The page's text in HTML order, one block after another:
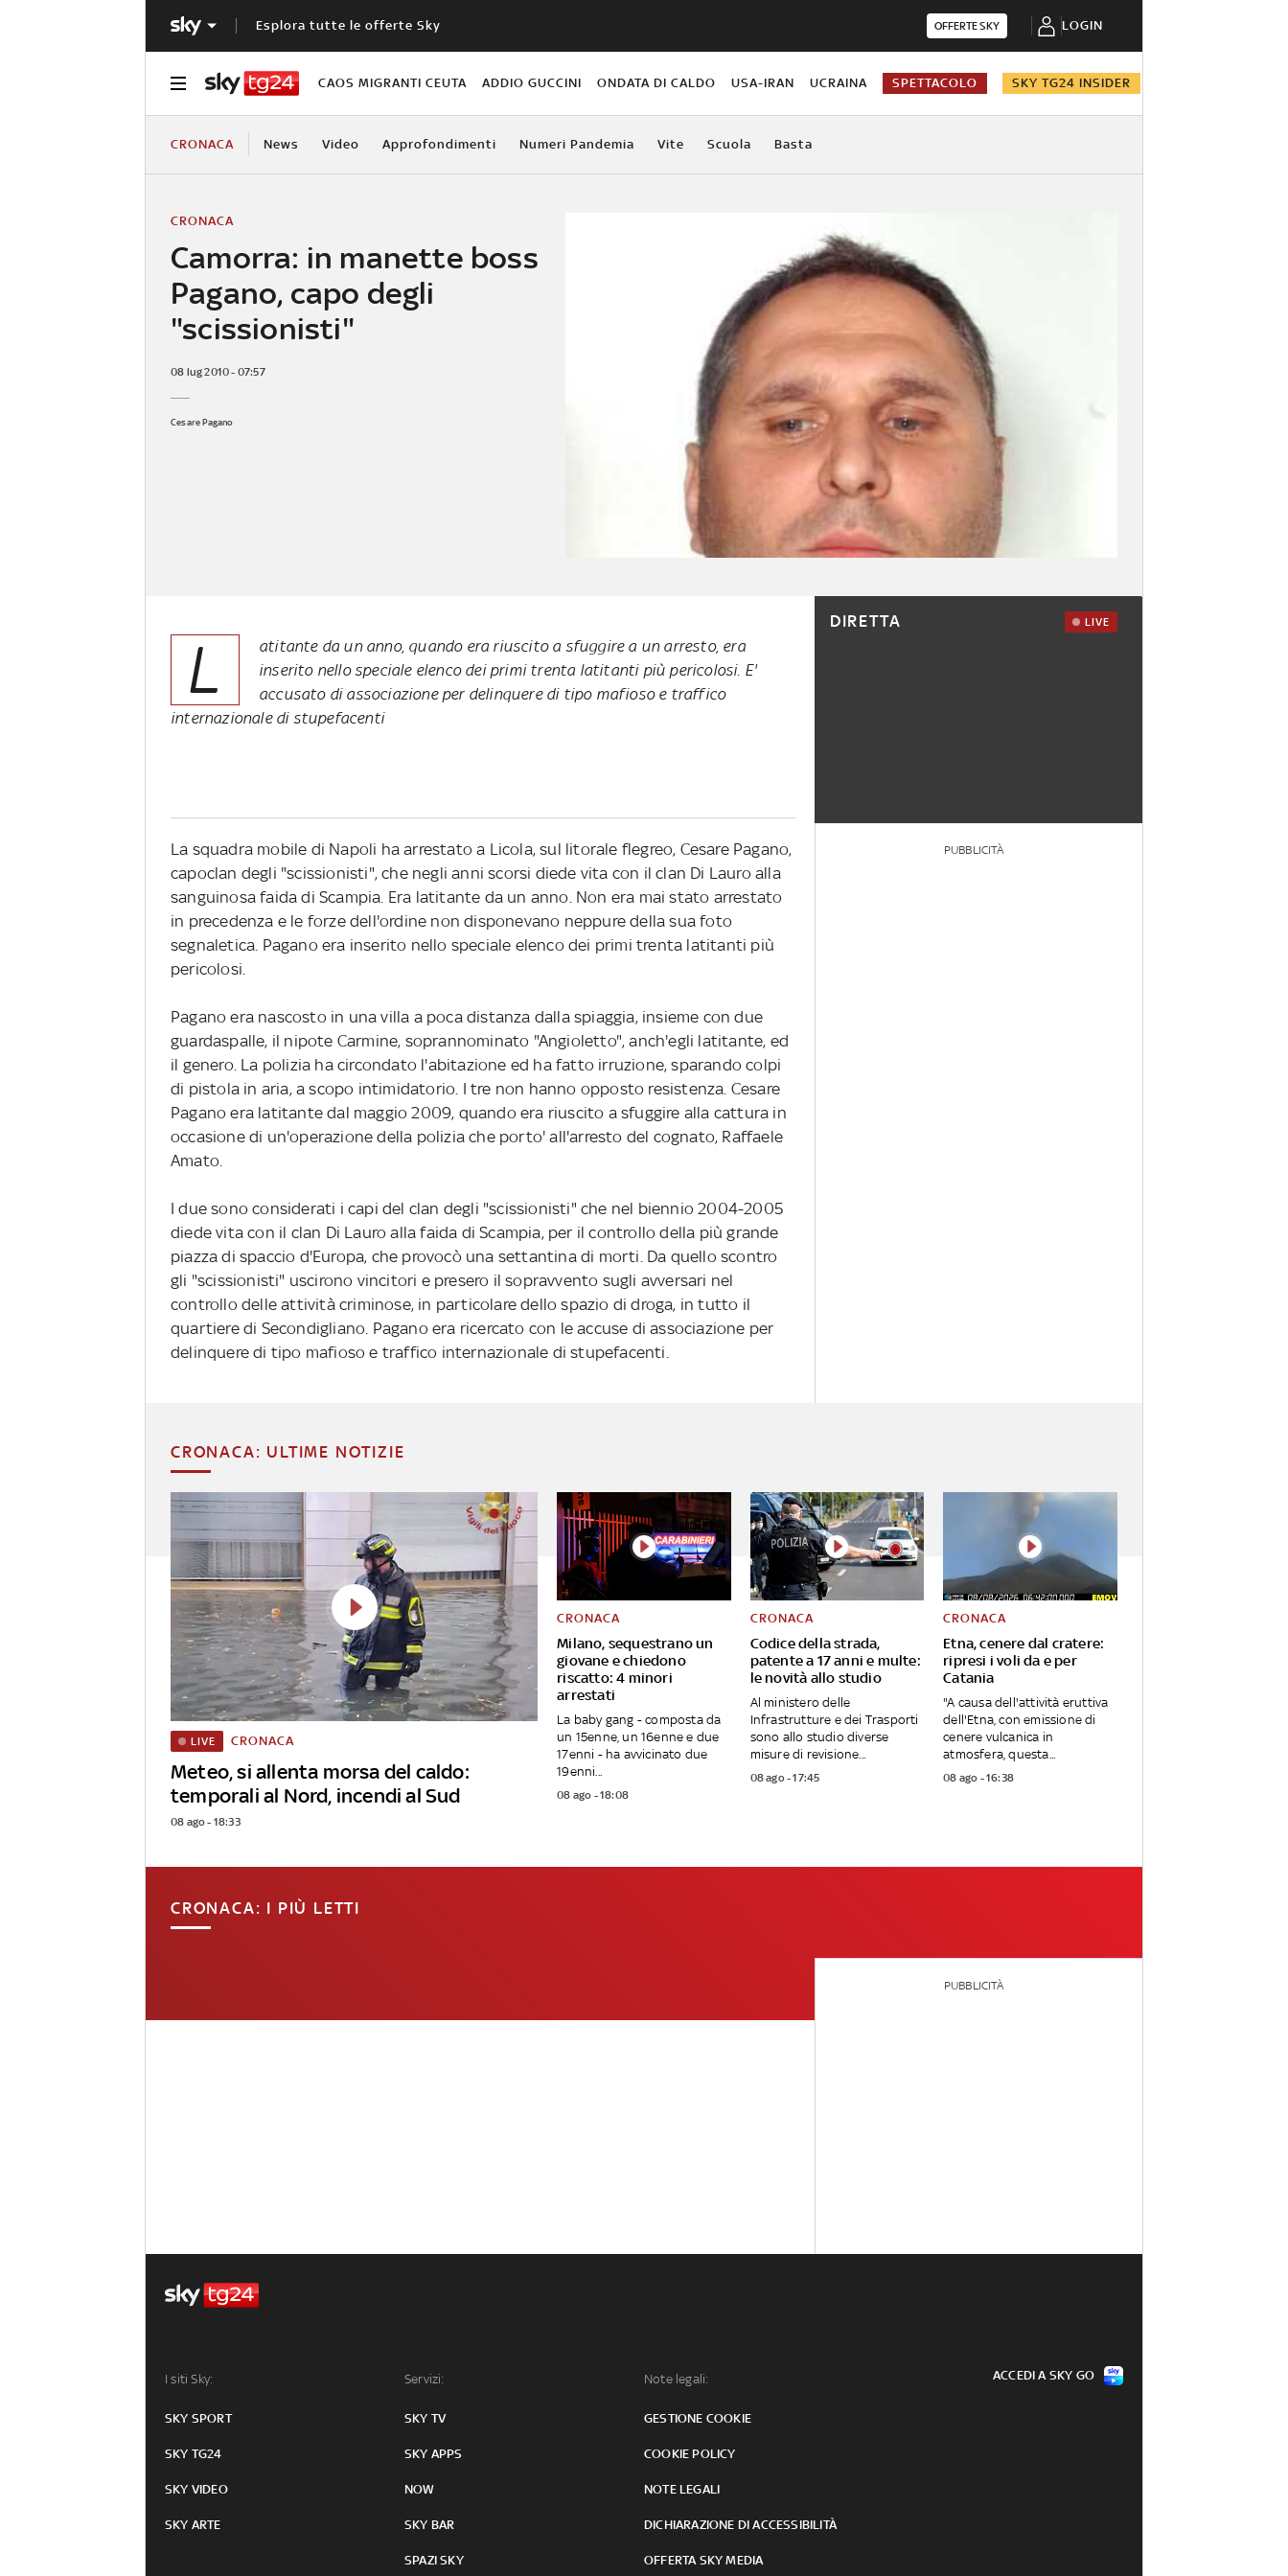
Esplora tutte le offerte Sky OFFERTE SKY LOGIN
CAOS MIGRANTI CEUTA ADDIO GUCCINI ONDATA DI CALDO USA-IRAN UCRAINA SPETTACOLO SKY TG24 INSIDER
CRONACA News Video Approfondimenti Numeri Pandemia Vite Scuola Basta
Camorra: in manette boss
Pagano, capo degli
"scissionisti"
CRONACA
08 lug 2010 - 07:57
Cesare Pagano
L
atitante da un anno, quando era riuscito a sfuggire a un arresto, era
inserito nello speciale elenco dei primi trenta latitanti più pericolosi. E'
accusato di associazione per delinquere di tipo mafioso e traffico
internazionale di stupefacenti
La squadra mobile di Napoli ha arrestato a Licola, sul litorale flegreo, Cesare Pagano,
capoclan degli "scissionisti", che negli anni scorsi diede vita con il clan Di Lauro alla
sanguinosa faida di Scampia. Era latitante da un anno. Non era mai stato arrestato
in precedenza e le forze dell'ordine non disponevano neppure della sua foto
segnaletica. Pagano era inserito nello speciale elenco dei primi trenta latitanti più
pericolosi.
Pagano era nascosto in una villa a poca distanza dalla spiaggia, insieme con due
guardaspalle, il nipote Carmine, soprannominato "Angioletto", anch'egli latitante, ed
il genero. La polizia ha circondato l'abitazione ed ha fatto irruzione, sparando colpi
di pistola in aria, a scopo intimidatorio. I tre non hanno opposto resistenza. Cesare
Pagano era latitante dal maggio 2009, quando era riuscito a sfuggire alla cattura in
occasione di un'operazione della polizia che porto' all'arresto del cognato, Raffaele
Amato.
I due sono considerati i capi del clan degli "scissionisti" che nel biennio 2004-2005
diede vita con il clan Di Lauro alla faida di Scampia, per il controllo della più grande
piazza di spaccio d'Europa, che provocò una settantina di morti. Da quello scontro
gli "scissionisti" uscirono vincitori e presero il sopravvento sugli avversari nel
controllo delle attività criminose, in particolare dello spazio di droga, in tutto il
quartiere di Secondigliano. Pagano era ricercato con le accuse di associazione per
delinquere di tipo mafioso e traffico internazionale di stupefacenti.
DIRETTA LIVE
PUBBLICITÀ
CRONACA: ULTIME NOTIZIE
Meteo, si allenta morsa del caldo:
temporali al Nord, incendi al Sud
LIVE CRONACA
08 ago - 18:33
Milano, sequestrano un
giovane e chiedono
riscatto: 4 minori
arrestati
CRONACA
La baby gang - composta da
un 15enne, un 16enne e due
17enni - ha avvicinato due
19enni...
08 ago - 18:08
Codice della strada,
patente a 17 anni e multe:
le novità allo studio
CRONACA
Al ministero delle
Infrastrutture e dei Trasporti
sono allo studio diverse
misure di revisione...
08 ago - 17:45
Etna, cenere dal cratere:
ripresi i voli da e per
Catania
CRONACA
"A causa dell'attività eruttiva
dell'Etna, con emissione di
cenere vulcanica in
atmosfera, questa...
08 ago - 16:38
CRONACA: I PIÙ LETTI
PUBBLICITÀ
I siti Sky:
SKY SPORT
SKY TG24
SKY VIDEO
SKY ARTE
Servizi:
SKY TV
SKY APPS
NOW
SKY BAR
SPAZI SKY
Note legali:
GESTIONE COOKIE
COOKIE POLICY
NOTE LEGALI
DICHIARAZIONE DI ACCESSIBILITÀ
OFFERTA SKY MEDIA
ACCEDI A SKY GO